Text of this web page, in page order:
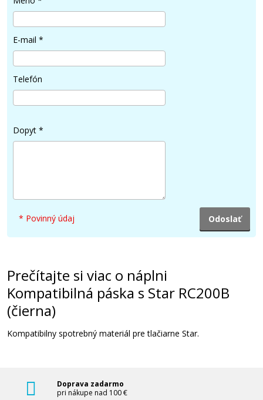
E-mail *
Telefón
Dopyt *
* Povinný údaj
Prečítajte si viac o náplni
Kompatibilná páska s Star RC200B
(čierna)
Kompatibilny spotrebný materiál pre tlačiarne Star.
Doprava zadarmo
pri nákupe nad 100 €